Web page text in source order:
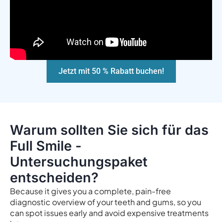
Jetzt mit 50 % Rabatt buchen!
Warum sollten Sie sich für das
Full Smile -
Untersuchungspaket
entscheiden?
Because it gives you a complete, pain-free
diagnostic overview of your teeth and gums, so you
can spot issues early and avoid expensive treatments